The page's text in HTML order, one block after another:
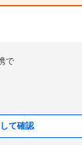
で
て確認